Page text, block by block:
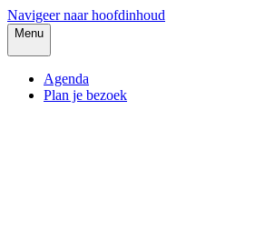
Navigeer naar hoofdinhoud
Menu
Agenda
Plan je bezoek